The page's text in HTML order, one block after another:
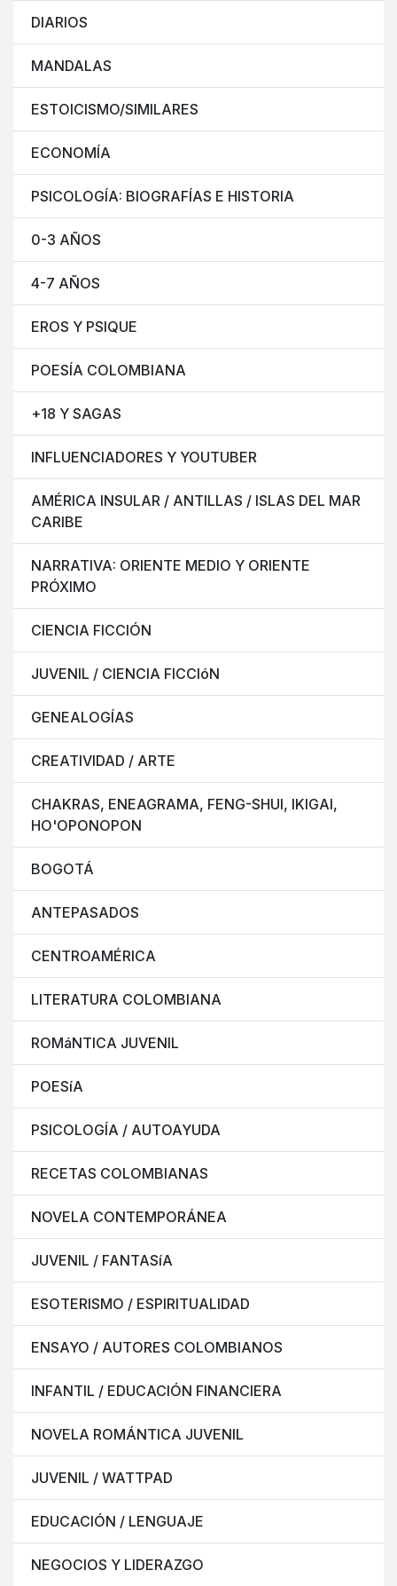
DIARIOS
MANDALAS
ESTOICISMO/SIMILARES
ECONOMÍA
PSICOLOGÍA: BIOGRAFÍAS E HISTORIA
0-3 AÑOS
4-7 AÑOS
EROS Y PSIQUE
POESÍA COLOMBIANA
+18 Y SAGAS
INFLUENCIADORES Y YOUTUBER
AMÉRICA INSULAR / ANTILLAS / ISLAS DEL MAR
CARIBE
NARRATIVA: ORIENTE MEDIO Y ORIENTE
PRÓXIMO
CIENCIA FICCIÓN
JUVENIL / CIENCIA FICCIóN
GENEALOGÍAS
CREATIVIDAD / ARTE
CHAKRAS, ENEAGRAMA, FENG-SHUI, IKIGAI,
HO'OPONOPON
BOGOTÁ
ANTEPASADOS
CENTROAMÉRICA
LITERATURA COLOMBIANA
ROMáNTICA JUVENIL
POESíA
PSICOLOGÍA / AUTOAYUDA
RECETAS COLOMBIANAS
NOVELA CONTEMPORÁNEA
JUVENIL / FANTASíA
ESOTERISMO / ESPIRITUALIDAD
ENSAYO / AUTORES COLOMBIANOS
INFANTIL / EDUCACIÓN FINANCIERA
NOVELA ROMÁNTICA JUVENIL
JUVENIL / WATTPAD
EDUCACIÓN / LENGUAJE
NEGOCIOS Y LIDERAZGO